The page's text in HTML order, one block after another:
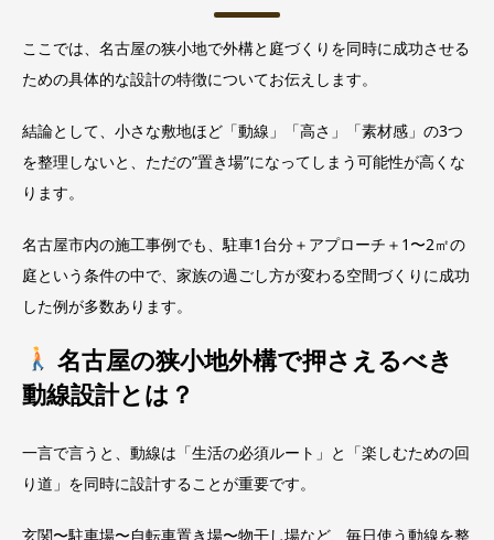
ここでは、名古屋の狭小地で外構と庭づくりを同時に成功させる
ための具体的な設計の特徴についてお伝えします。
結論として、小さな敷地ほど「動線」「高さ」「素材感」の3つ
を整理しないと、ただの”置き場”になってしまう可能性が高くな
ります。
名古屋市内の施工事例でも、駐車1台分＋アプローチ＋1〜2㎡の
庭という条件の中で、家族の過ごし方が変わる空間づくりに成功
した例が多数あります。
名古屋の狭小地外構で押さえるべき
動線設計とは？
一言で言うと、動線は「生活の必須ルート」と「楽しむための回
り道」を同時に設計することが重要です。
玄関〜駐車場〜自転車置き場〜物干し場など、毎日使う動線を整